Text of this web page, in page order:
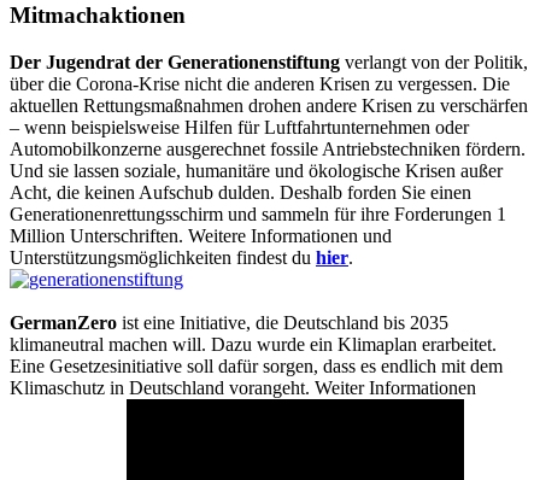
Mitmachaktionen
Der Jugendrat der Generationenstiftung verlangt von der Politik,
über die Corona-Krise nicht die anderen Krisen zu vergessen. Die
aktuellen Rettungsmaßnahmen drohen andere Krisen zu verschärfen
– wenn beispielsweise Hilfen für Luftfahrtunternehmen oder
Automobilkonzerne ausgerechnet fossile Antriebstechniken fördern.
Und sie lassen soziale, humanitäre und ökologische Krisen außer
Acht, die keinen Aufschub dulden. Deshalb forden Sie einen
Generationenrettungsschirm und sammeln für ihre Forderungen 1
Million Unterschriften. Weitere Informationen und
Unterstützungsmöglichkeiten findest du hier.
GermanZero ist eine Initiative, die Deutschland bis 2035
klimaneutral machen will. Dazu wurde ein Klimaplan erarbeitet.
Eine Gesetzesinitiative soll dafür sorgen, dass es endlich mit dem
Klimaschutz in Deutschland vorangeht. Weiter Informationen